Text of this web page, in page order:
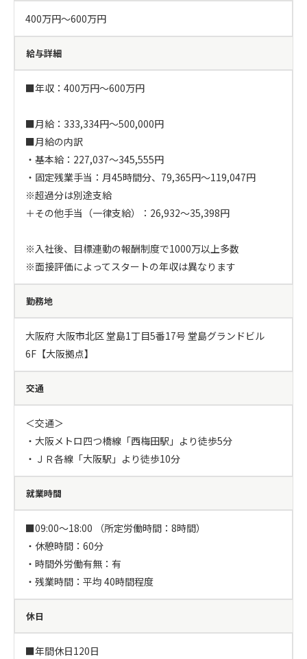
400万円〜600万円
給与詳細
■年収：400万円～600万円
■月給：333,334円～500,000円
■月給の内訳
・基本給：227,037～345,555円
・固定残業手当：月45時間分、79,365円～119,047円
※超過分は別途支給
＋その他手当（一律支給）：26,932～35,398円
※入社後、目標連動の報酬制度で1000万以上多数
※面接評価によってスタートの年収は異なります
勤務地
大阪府 大阪市北区 堂島1丁目5番17号 堂島グランドビル
6F【大阪拠点】
交通
＜交通＞
・大阪メトロ四つ橋線「西梅田駅」より徒歩5分
・ＪＲ各線「大阪駅」より徒歩10分
就業時間
■09:00～18:00 （所定労働時間：8時間）
・休憩時間：60分
・時間外労働有無：有
・残業時間：平均 40時間程度
休日
■年間休日120日